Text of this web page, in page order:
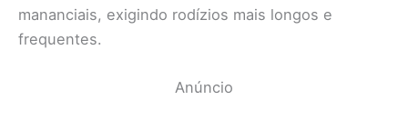
mananciais, exigindo rodízios mais longos e
frequentes.
Anúncio